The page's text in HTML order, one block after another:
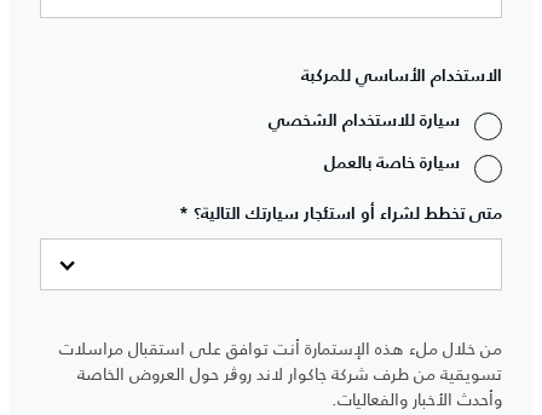
الاستخدام الأساسي للمركبة
سيارة للاستخدام الشخصي
سيارة خاصة بالعمل
متى تخطط لشراء أو استئجار سيارتك التالية؟ *
من خلال ملء هذه الإستمارة أنت توافق على استقبال مراسلات
تسويقية من طرف شركة جاكوار لاند روڨر حول العروض الخاصة
وأحدث الأخبار والفعاليات.